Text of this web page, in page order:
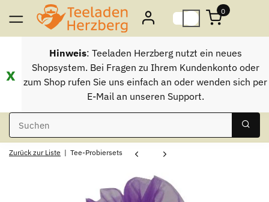
0
x
Hinweis: Teeladen Herzberg nutzt ein neues
Shopsystem. Bei Fragen zu Ihrem Kundenkonto oder
zum Shop rufen Sie uns einfach an oder wenden sich per
E-Mail an unseren Support.
Zurück zur Liste Tee-Probiersets